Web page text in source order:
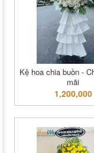
Kệ hoa chia buồn -
mãi
1,200,000